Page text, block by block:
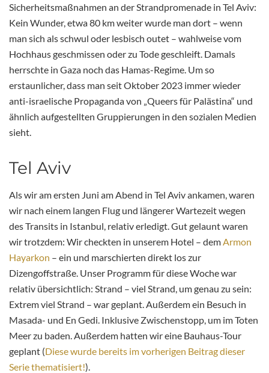
Sicherheitsmaßnahmen an der Strandpromenade in Tel Aviv:
Kein Wunder, etwa 80 km weiter wurde man dort – wenn
man sich als schwul oder lesbisch outet – wahlweise vom
Hochhaus geschmissen oder zu Tode geschleift. Damals
herrschte in Gaza noch das Hamas-Regime. Um so
erstaunlicher, dass man seit Oktober 2023 immer wieder
anti-israelische Propaganda von „Queers für Palästina“ und
ähnlich aufgestellten Gruppierungen in den sozialen Medien
sieht.
Tel Aviv
Als wir am ersten Juni am Abend in Tel Aviv ankamen, waren
wir nach einem langen Flug und längerer Wartezeit wegen
des Transits in Istanbul, relativ erledigt. Gut gelaunt waren
wir trotzdem: Wir checkten in unserem Hotel – demArmon
Hayarkon – ein und marschierten direkt los zur
Dizengoffstraße. Unser Programm für diese Woche war
relativ übersichtlich: Strand – viel Strand, um genau zu sein:
Extrem viel Strand – war geplant. Außerdem ein Besuch in
Masada- und En Gedi. Inklusive Zwischenstopp, um im Toten
Meer zu baden. Außerdem hatten wir eine Bauhaus-Tour
geplant (Diese wurde bereits im vorherigen Beitrag dieser
Serie thematisiert!).